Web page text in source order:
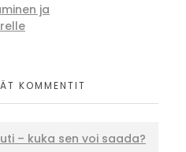
ja
KOMMENTIT
– kuka sen voi saada?